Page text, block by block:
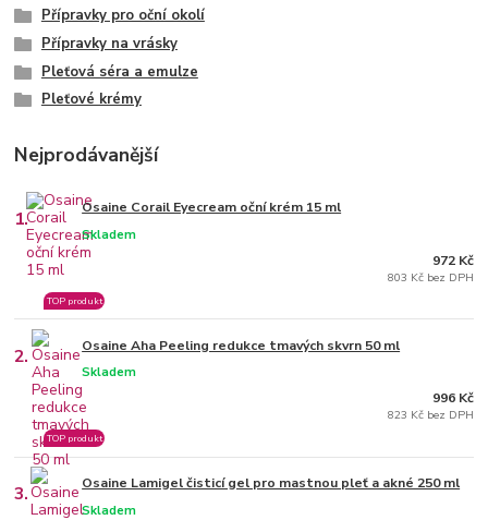
Přípravky pro oční okolí
Přípravky na vrásky
Pleťová séra a emulze
Pleťové krémy
Nejprodávanější
1. Osaine Corail Eyecream oční krém 15 ml
Skladem
TOP produkt
972 Kč
803 Kč bez DPH
2. Osaine Aha Peeling redukce tmavých skvrn 50 ml
Skladem
TOP produkt
996 Kč
823 Kč bez DPH
3. Osaine Lamigel čisticí gel pro mastnou pleť a akné 250 ml
Skladem